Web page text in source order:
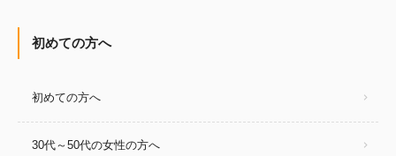
初めての方へ
初めての方へ
30代～50代の女性の方へ